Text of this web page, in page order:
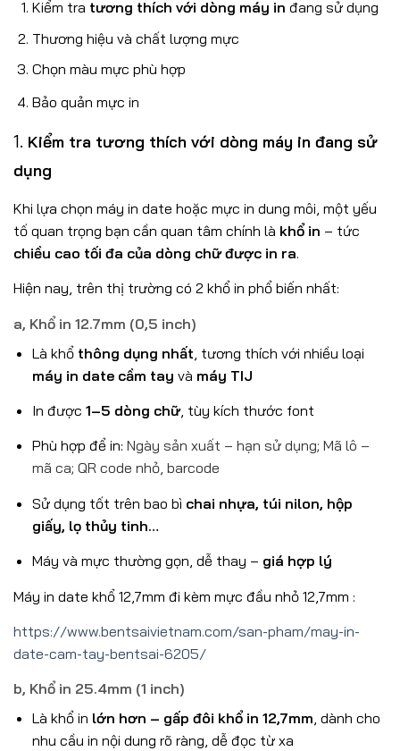
Kiểm tra tương thích với dòng máy in đang sử dụng
Thương hiệu và chất lượng mực
Chọn màu mực phù hợp
Bảo quản mực in
1. Kiểm tra tương thích với dòng máy in đang sử
dụng
Khi lựa chọn máy in date hoặc mực in dung môi, một yếu
tố quan trọng bạn cần quan tâm chính là khổ in – tức
chiều cao tối đa của dòng chữ được in ra.
Hiện nay, trên thị trường có 2 khổ in phổ biến nhất:
a, Khổ in 12.7mm (0,5 inch)
Là khổ thông dụng nhất , tương thích với nhiều loại
máy in date cầm tay và máy TIJ
In được 1–5 dòng chữ, tùy kích thước font
Phù hợp để in: Ngày sản xuất – hạn sử dụng; Mã lô –
mã ca; QR code nhỏ, barcode
Sử dụng tốt trên bao bì chai nhựa, túi nilon, hộp
giấy, lọ thủy tinh…
Máy và mực thường gọn, dễ thay – giá hợp lý
Máy in date khổ 12,7mm đi kèm mực đầu nhỏ 12,7mm :
https://www.bentsaivietnam.com/san-pham/may-in-
date-cam-tay-bentsai-6205/
b, Khổ in 25.4mm (1 inch)
Là khổ in lớn hơn – gấp đôi khổ in 12,7mm, dành cho
nhu cầu in nội dung rõ ràng, dễ đọc từ xa